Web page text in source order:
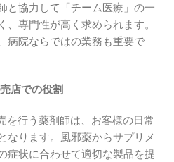
と協力して「チーム医療」の一
、専門性が高く求められます。
病院ならではの業務も重要で
店での役割
を行う薬剤師は、お客様の日常
なります。風邪薬からサプリメ
症状に合わせて適切な製品を提